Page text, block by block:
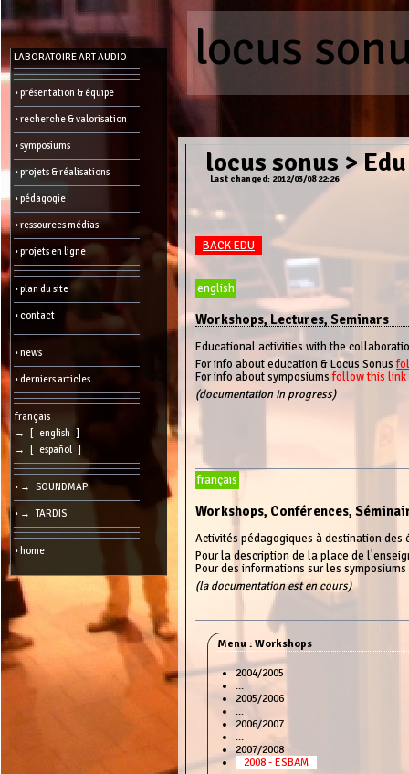
LABORATOIRE ART AUDIO
• présentation & équipe
• recherche & valorisation
• symposiums
• projets & réalisations
• pédagogie
• ressources médias
• projets en ligne
• plan du site
• contact
• news
• derniers articles
français
→ [ english ]
→ [ español ]
• → SOUNDMAP
• → TARDIS
• home
locus
locus sonus >Edu
Last changed: 2012/03/08 22:26
BACK EDU
english
Workshops, Lectures, Seminars
Educational activities with the
For info about education & Locus Sonus
For info about symposiumsfollow this link
(documentation in progress)
français
Workshops, Conférences,
Activités pédagogiques à destination des
Pour la description de la place de
Pour des informations sur les symposiums
(la documentation est en cours)
Menu : Workshops
2004/2005
...
2005/2006
...
2006/2007
...
2007/2008
2008 - ESBAM
Menu
-
Admin
Main
page
Recent
changes
Article:
Edit
Help
Wiki
History
une
page
Admin
functions:
Other:
List
of
all
pages
Erase
Search:
Language:
Info:
2026/08/06
18:09
-
-